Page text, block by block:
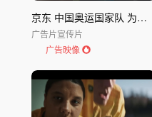
京东 中国奥运国家队 为热爱敢上场
广告片宣传片
广告映像